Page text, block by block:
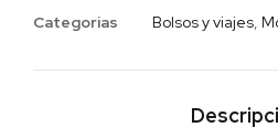
Categorias
Bolsos y viajes,